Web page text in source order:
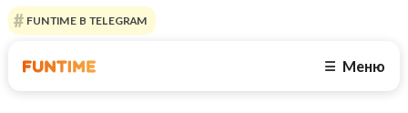
FUNTIME В TELEGRAM
☰ Меню